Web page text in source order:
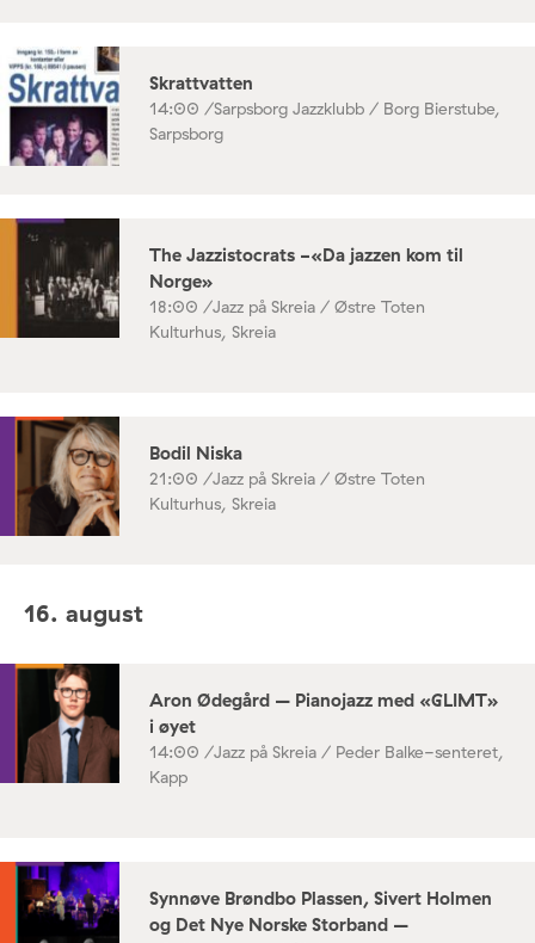
Skrattvatten
14:00 /Sarpsborg Jazzklubb / Borg Bierstube,
Sarpsborg
The Jazzistocrats -«Da jazzen kom til
Norge»
18:00 /Jazz på Skreia / Østre Toten
Kulturhus, Skreia
Bodil Niska
21:00 /Jazz på Skreia / Østre Toten
Kulturhus, Skreia
16. august
Aron Ødegård – Pianojazz med «GLIMT»
i øyet
14:00 /Jazz på Skreia / Peder Balke-senteret,
Kapp
Synnøve Brøndbo Plassen, Sivert Holmen
og Det Nye Norske Storband –